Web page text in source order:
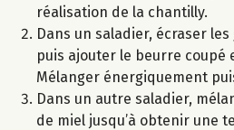
réalisation de la chantilly.
Dans un saladier, écraser
puis ajouter le beurre coupé
Mélanger énergiquement
Dans un autre saladier,
de miel jusqu’à obtenir une